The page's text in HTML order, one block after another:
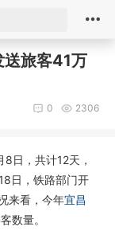
旅客41万
2306
0
日，共计12天，
日，铁路部门开
来看，今年宜昌
数量。